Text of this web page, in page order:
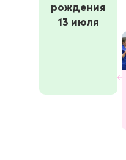
рождения
13 июля